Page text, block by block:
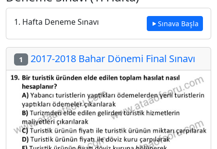
1. Hafta Deneme Sınavı Sınava Başla
1 2017-2018 Bahar Dönemi Final Sınavı